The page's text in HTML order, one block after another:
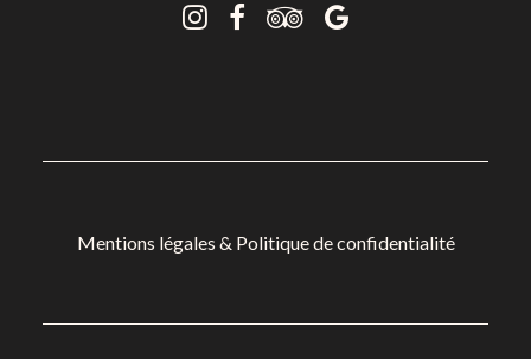
Mentions légales & Politique de confidentialité